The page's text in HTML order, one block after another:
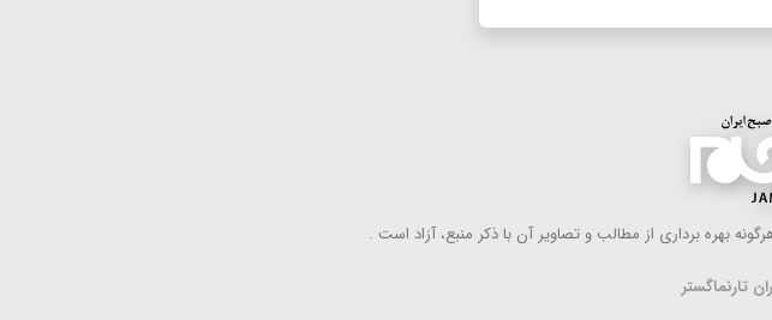
بهره ‌برداری از مطالب و تصاویر آن با ذكر منبع، آزاد است .
تارنماگستر